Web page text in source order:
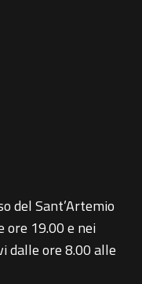
del Sant’Artemio
ore 19.00 e nei
dalle ore 8.00 alle